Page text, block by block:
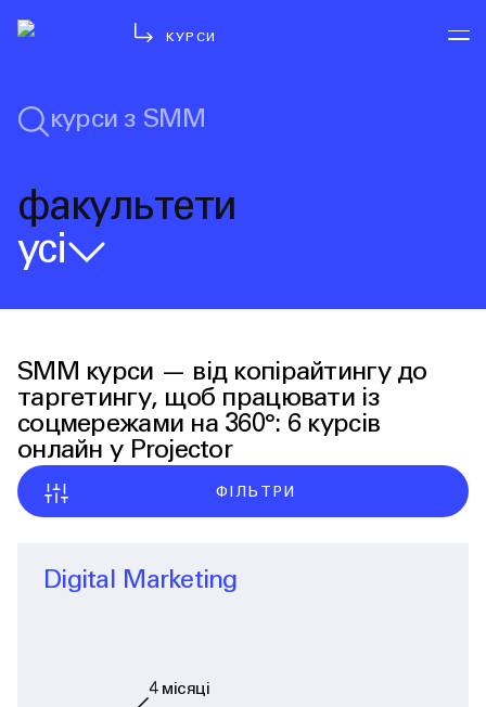
факультети
усі
КУРСИ
SMM курси — від копірайтингу до
таргетингу, щоб працювати із
соцмережами на 360°: 6 курсів
онлайн у Projector
ФІЛЬТРИ
Digital Marketing
4 місяці